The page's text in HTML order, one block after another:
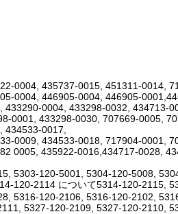
0004, 435737-0015, 451311-0014,
0004, 446905-0004, 446905-
0004, 433298-0032, 434713-
0001, 433298-0030, 707669-0005,
0017,
0009, 434533-0018, 717904-0001,
0005, 435922-0016,434717-0028,
5303-120-5001, 5304-120-5008,
120-2114 について5314-120-2115,
5316-120-2106, 5316-120-2102,
5327-120-2109, 5327-120-2110,